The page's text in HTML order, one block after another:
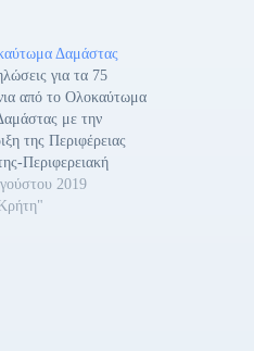
Δαμάστας
για τα 75
από το Ολοκαύτωμα
με την
της Περιφέρειας
Περιφερειακή
Ηρακλείου
ο Πολιτιστικός
2019